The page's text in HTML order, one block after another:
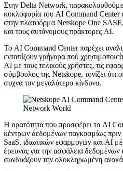
Στην Delta Network, παρακολουθούμε
κυκλοφορία του AI Command Center
στην πλατφόρμα Netskope One SASE,
και τους αυτόνομους πράκτορες AI.
Το AI Command Center παρέχει
εντοπίζουν γρήγορα πού
AI με τους τελικούς χρήστες, τις
σύμβουλος της Netskope, τονίζει
συχνά τον μεγαλύτερο κίνδυνο.
Network World
Η ορατότητα που προσφέρει το AI
κέντρων δεδομένων παγκοσμίως πριν
SaaS, ιδιωτικών εφαρμογών και AI
έρευνας για την ασφάλεια δεδομένων
συνδυάζουν την ολοκληρωμένη